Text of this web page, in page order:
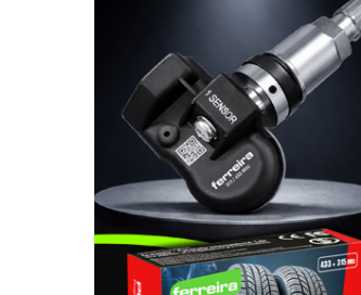
. TAMPÕES JANTES